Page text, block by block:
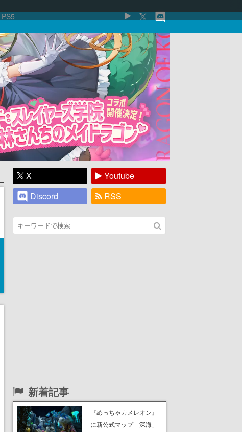
PS5
X
Youtube
Discord
RSS
新着記事
『めっちゃカメレオン』
に新公式マップ「深海」